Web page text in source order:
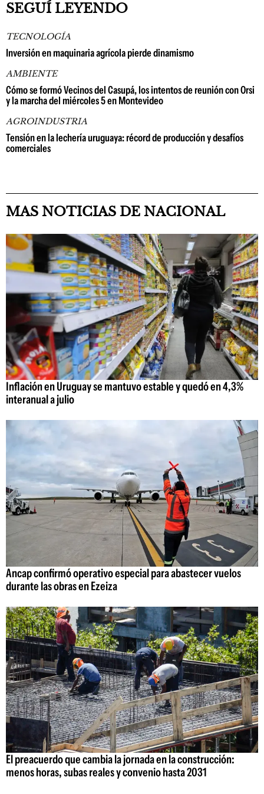
SEGUÍ LEYENDO
TECNOLOGÍA
Inversión en maquinaria agrícola pierde dinamismo
AMBIENTE
Cómo se formó Vecinos del Casupá, los intentos de reunión con Orsi
y la marcha del miércoles 5 en Montevideo
AGROINDUSTRIA
Tensión en la lechería uruguaya: récord de producción y desafíos
comerciales
MAS NOTICIAS DE NACIONAL
Inflación en Uruguay se mantuvo estable y quedó en 4,3%
interanual a julio
Ancap confirmó operativo especial para abastecer vuelos
durante las obras en Ezeiza
El preacuerdo que cambia la jornada en la construcción:
menos horas, subas reales y convenio hasta 2031